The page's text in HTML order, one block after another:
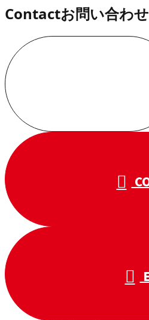
Contactお問い合わせ
000-000-